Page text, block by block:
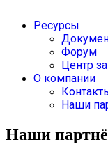
Ресурсы
Форум
Центр
О компании
Наши
Наши